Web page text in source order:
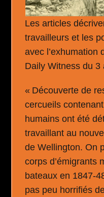
Les articles
travailleurs et les
avec l’exhumation
Daily Witness du 3
« Découverte de
cercueils
humains ont été
travaillant au
de Wellington. On
corps d’émigrants
bateaux en 1847-
pas peu horrifiés